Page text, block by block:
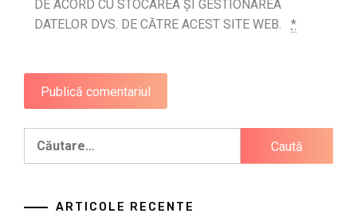
DE ACORD CU STOCAREA ȘI GESTIONAREA
DATELOR DVS. DE CĂTRE ACEST SITE WEB.
*
Caută
ARTICOLE RECENTE